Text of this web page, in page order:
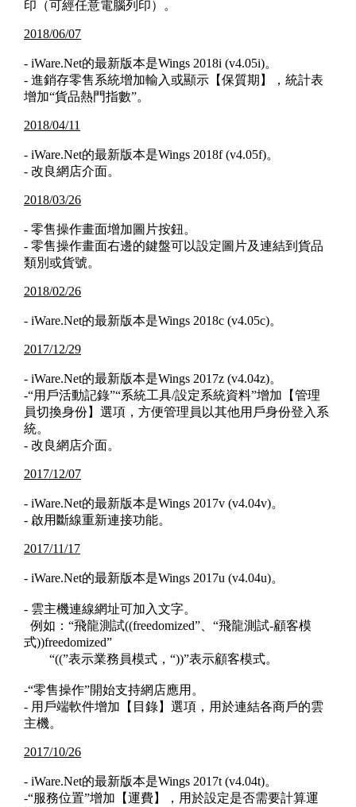
印（可經任意電腦列印）。
2018/06/07
- iWare.Net的最新版本是Wings 2018i (v4.05i)。
- 進銷存零售系統增加輸入或顯示【保質期】，統計表
增加“貨品熱門指數”。
2018/04/11
- iWare.Net的最新版本是Wings 2018f (v4.05f)。
- 改良網店介面。
2018/03/26
- 零售操作畫面增加圖片按鈕。
- 零售操作畫面右邊的鍵盤可以設定圖片及連結到貨品
類別或貨號。
2018/02/26
- iWare.Net的最新版本是Wings 2018c (v4.05c)。
2017/12/29
- iWare.Net的最新版本是Wings 2017z (v4.04z)。
-“用戶活動記錄”“系統工具/設定系統資料”增加【管理
員切換身份】選項，方便管理員以其他用戶身份登入系
統。
- 改良網店介面。
2017/12/07
- iWare.Net的最新版本是Wings 2017v (v4.04v)。
- 啟用斷線重新連接功能。
2017/11/17
- iWare.Net的最新版本是Wings 2017u (v4.04u)。
- 雲主機連線網址可加入文字。
例如：“飛龍測試((freedomized”、“飛龍測試-顧客模
式))freedomized”
“((”表示業務員模式，“))”表示顧客模式。
-“零售操作”開始支持網店應用。
- 用戶端軟件增加【目錄】選項，用於連結各商戶的雲
主機。
2017/10/26
- iWare.Net的最新版本是Wings 2017t (v4.04t)。
-“服務位置”增加【運費】，用於設定是否需要計算運